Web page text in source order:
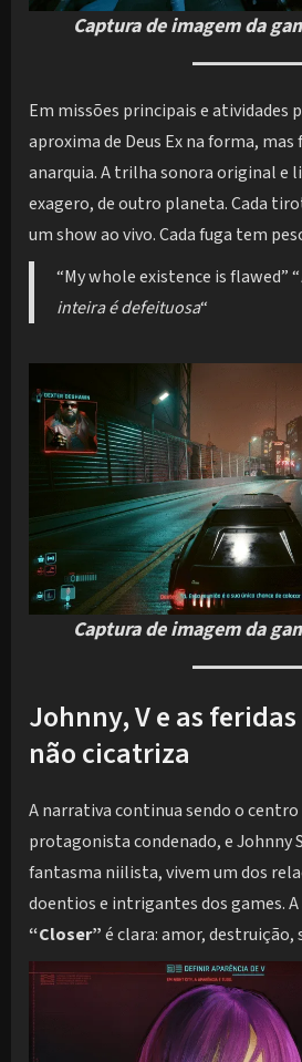
Captura de imagem da
Em missões principais e atividades
aproxima de Deus Ex na forma,
anarquia. A trilha sonora original e
exagero, de outro planeta. Cada
um show ao vivo. Cada fuga tem
“My whole existence is flawed” “
inteira é defeituosa“
Captura de imagem da
Johnny, V e as
não cicatriza
A narrativa continua sendo o centro
protagonista condenado, e Johnny
fantasma niilista, vivem um dos
doentios e intrigantes dos games.
“Closer”é clara: amor, destruição,